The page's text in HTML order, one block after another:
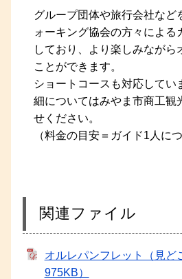
グループ団体や旅行会社など
ォーキング協会の方々による
しており、より楽しみながら
ことができます。
ショートコースも対応してい
細についてはみやま市商工観
せください。
（料金の目安＝ガイド1人に
関連ファイル
オルレパンフレット（見ど
975KB）